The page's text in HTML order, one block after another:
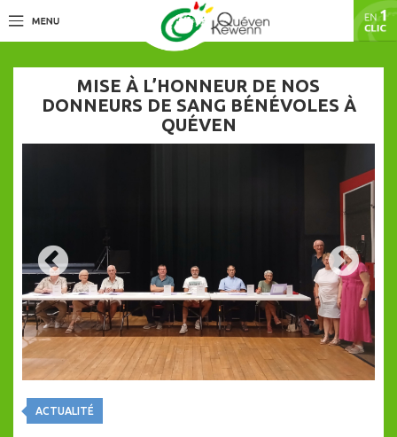
MISE À L’HONNEUR DE NOS
DONNEURS DE SANG BÉNÉVOLES À
QUÉVEN
ACTUALITÉ